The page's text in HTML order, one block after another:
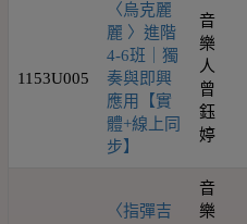
1153U005
〈烏克麗
麗 〉進階
4-6班｜獨
奏與即興
應用【實
體+線上同
步】
音
樂
人
曾
鈺
婷
〈指彈吉
音
樂